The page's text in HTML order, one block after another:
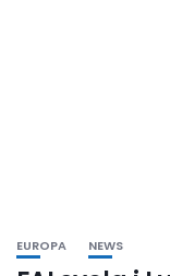
EUROPA NEWS